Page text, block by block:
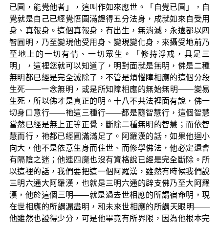
已圓，能覺他者」，這叫作如來應世。「自覺已圓」，自
覺就是自己已經覺悟圓滿證得五分法身，成就如來自受用
身、真報身。這個真報身，有出生，無消滅，永遠都以四
智圓明，乃至變現他受用身、變現變化身，來攝受地前乃
至地上的一切有情、一切眾生。「修持淨戒，具足三
明」，這裡您就可以知道了，明對面就是無明，佛是二種
無明都已經是完全滅除了，不管是煩惱障相應的這個分段
生死——一念無明，或是所知障相應的無始無明——變易
生死，所以佛才是真正的明。十八不共法裡面有說，佛一
切身口意行——祂這三種行——都是隨智慧行，這個智慧
當然已經是無上正等正覺，斷除二種無明的智慧；而依智
慧而行，祂都已經圓滿滿足了。阿羅漢的話，如果他迴小
向大，他不是依意生身而住世、而修學佛法，他必定還會
有隔陰之迷；他連四魔也沒有資格說已經是完全斷除。所
以這裡的話，我們要把這一個阿羅漢，雖然有時候我們說
三明六通大阿羅漢，也就是三明六通的辟支佛乃至大阿羅
漢，他於這個三明——就是過去世相應的所謂宿命明，現
在世相應的所謂漏盡明，和未來世相應的所謂天眼明——
他雖然也證得少分，可是他畢竟有所界限，因為他根本完